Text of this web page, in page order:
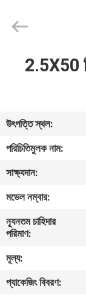
আমাদের
সম্পর্কে
কারখানা
ভ্রমণ
মান
নিয়ন্ত্রণ
Business
License.
2.5X50
উৎপত্তি স্থল:
পরিচিতিমুলক নাম:
সাক্ষ্যদান:
মডেল নম্বার:
ন্যূনতম চাহিদার
পরিমাণ:
মূল্য:
প্যাকেজিং বিবরণ: